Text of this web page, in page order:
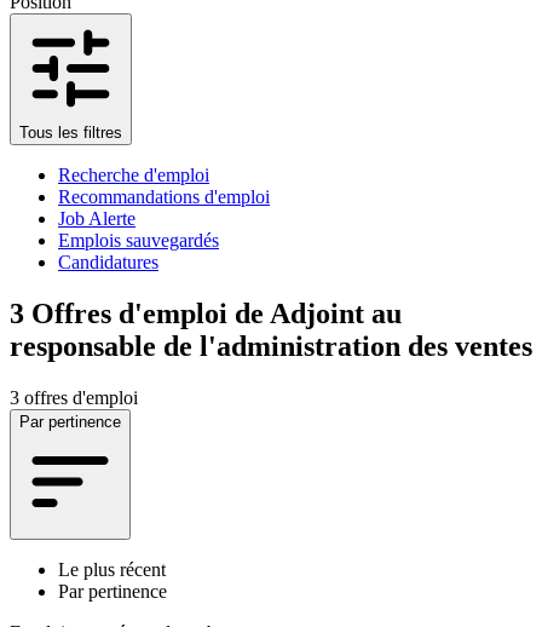
Tous les filtres
Recherche d'emploi
Recommandations d'emploi
Job Alerte
Emplois sauvegardés
Candidatures
3 Offres d'emploi de Adjoint au
responsable de l'administration des ventes
3 offres d'emploi
Par pertinence
Le plus récent
Par pertinence